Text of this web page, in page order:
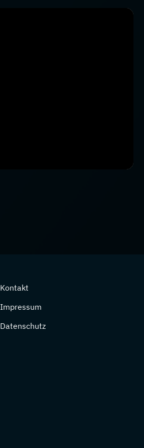
Kontakt
Impressum
Datenschutz